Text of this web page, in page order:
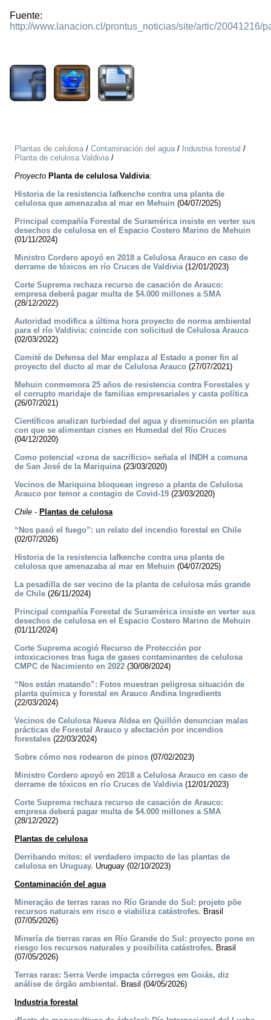
Fuente:
http://www.lanacion.cl/prontus_noticias/site/artic/20041216/
Plantas de celulosa/ Contaminación del agua/ Industria forestal /
Planta de celulosa Valdivia/
Proyecto Planta de celulosa Valdivia:
Historia de la resistencia lafkenche contra una planta de
celulosa que amenazaba al mar en Mehuin (04/07/2025)
Principal compañía Forestal de Suramérica insiste en verter sus
desechos de celulosa en el Espacio Costero Marino de Mehuin
(01/11/2024)
Ministro Cordero apoyó en 2018 a Celulosa Arauco en caso de
derrame de tóxicos en río Cruces de Valdivia(12/01/2023)
Corte Suprema rechaza recurso de casación de Arauco:
empresa deberá pagar multa de $4.000 millones a SMA
(28/12/2022)
Autoridad modifica a última hora proyecto de norma ambiental
para el río Valdivia: coincide con solicitud de Celulosa Arauco
(02/03/2022)
Comité de Defensa del Mar emplaza al Estado a poner fin al
proyecto del ducto al mar de Celulosa Arauco (27/07/2021)
Mehuin conmemora 25 años de resistencia contra Forestales y
el corrupto maridaje de familias empresariales y casta política
(26/07/2021)
Científicos analizan turbiedad del agua y disminución en planta
con que se alimentan cisnes en Humedal del Río Cruces
(04/12/2020)
Como potencial «zona de sacrificio» señala el INDH a comuna
de San José de la Mariquina(23/03/2020)
Vecinos de Mariquina bloquean ingreso a planta de Celulosa
Arauco por temor a contagio de Covid-19 (23/03/2020)
Chile - Plantas de celulosa
“Nos pasó el fuego”: un relato del incendio forestal en Chile
(02/07/2026)
Historia de la resistencia lafkenche contra una planta de
celulosa que amenazaba al mar en Mehuin (04/07/2025)
La pesadilla de ser vecino de la planta de celulosa más grande
de Chile (26/11/2024)
Principal compañía Forestal de Suramérica insiste en verter sus
desechos de celulosa en el Espacio Costero Marino de Mehuin
(01/11/2024)
Corte Suprema acogió Recurso de Protección por
intoxicaciones tras fuga de gases contaminantes de celulosa
CMPC de Nacimiento en 2022 (30/08/2024)
“Nos están matando”: Fotos muestran peligrosa situación de
planta química y forestal en Arauco Andina Ingredients
(22/03/2024)
Vecinos de Celulosa Nueva Aldea en Quillón denuncian malas
prácticas de Forestal Arauco y afectación por incendios
forestales (22/03/2024)
Sobre cómo nos rodearon de pinos (07/02/2023)
Ministro Cordero apoyó en 2018 a Celulosa Arauco en caso de
derrame de tóxicos en río Cruces de Valdivia(12/01/2023)
Corte Suprema rechaza recurso de casación de Arauco:
empresa deberá pagar multa de $4.000 millones a SMA
(28/12/2022)
Plantas de celulosa
Derribando mitos: el verdadero impacto de las plantas de
celulosa en Uruguay. Uruguay (02/10/2023)
Contaminación del agua
Mineração de terras raras no Río Grande do Sul: projeto põe
recursos naturais em risco e viabiliza catástrofes. Brasil
(07/05/2026)
Minería de tierras raras en Río Grande do Sul: proyecto pone en
riesgo los recursos naturales y posibilita catástrofes. Brasil
(07/05/2026)
Terras raras: Serra Verde impacta córregos em Goiás, diz
análise de órgão ambiental. Brasil (04/05/2026)
Industria forestal